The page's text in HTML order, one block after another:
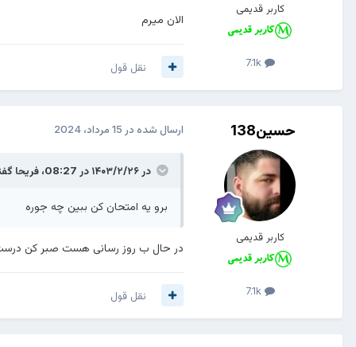
کاربر قدیمی
7.1k
الان میرم
نقل قول
حسین138
کاربر قدیمی
7.1k
ارسال شده در 15 مرداد، 2024
در ۱۴۰۳/۲/۲۶ در 08:27، فریحا
برو یه امتحان کن ببین چه جوره
در حال ب روز رسانی هست صبر کن
نقل قول